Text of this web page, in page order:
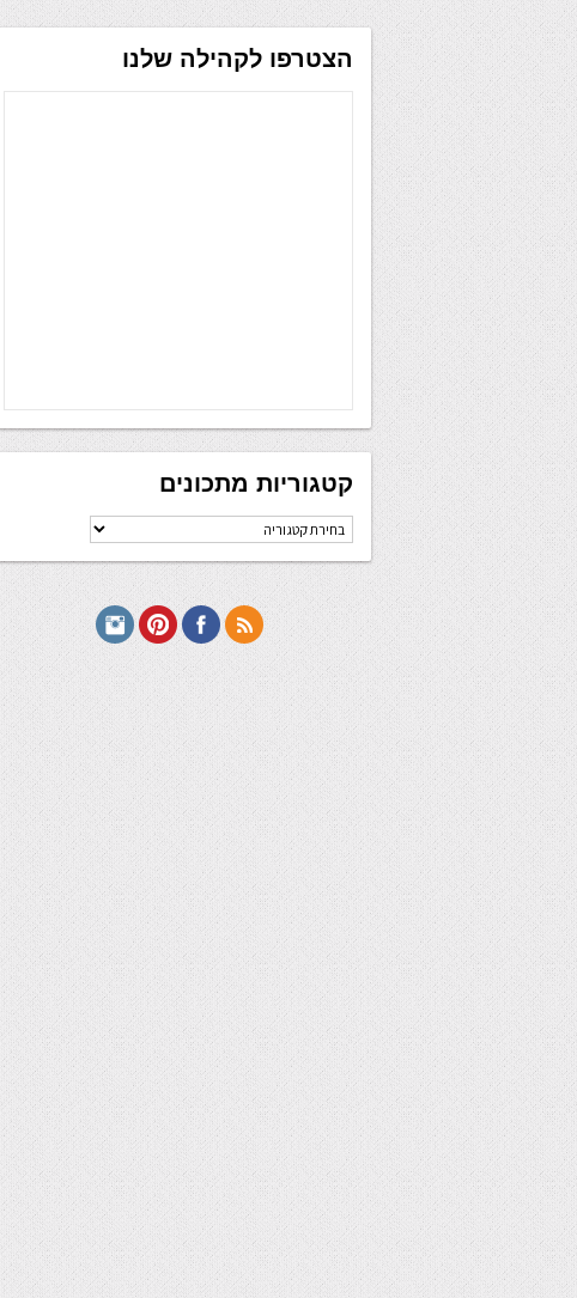
הצטרפו לקהילה שלנו
קטגוריות מתכונים
קטגוריות
מתכונים